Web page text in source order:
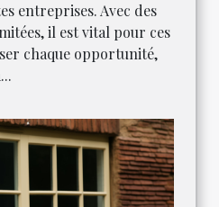
entreprises. Avec des
il est vital pour ces
chaque opportunité,